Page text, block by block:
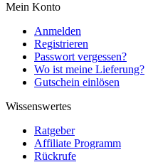
Mein Konto
Anmelden
Registrieren
Passwort vergessen?
Wo ist meine Lieferung?
Gutschein einlösen
Wissenswertes
Ratgeber
Affiliate Programm
Rückrufe